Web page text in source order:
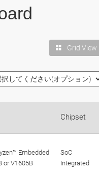
Grid View
Chipset
Embedded
or V1605B
SoC
Integrated